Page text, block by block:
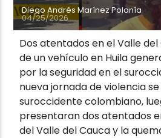
Diego Andrés Marínez Polanía
04/25/2026
Dos atentados en el Valle
de un vehículo en Huila
por la seguridad en el
nueva jornada de violencia
suroccidente colombiano,
presentaran dos atentados
del Valle del Cauca y la